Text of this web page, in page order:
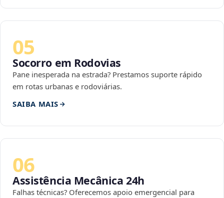
05
Socorro em Rodovias
Pane inesperada na estrada? Prestamos suporte rápido
em rotas urbanas e rodoviárias.
SAIBA MAIS
06
Assistência Mecânica 24h
Falhas técnicas? Oferecemos apoio emergencial para